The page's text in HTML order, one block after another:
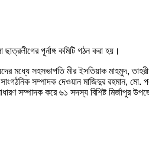
পূর্নাঙ্গ কমিটি গঠন করা হয়।
মধ্যে সহসভাপতি মীর ইসতিয়াক মাহমুদ,
সম্পাদক দেওয়ান মাজিদুর রহমান,
সম্পাদক করে ৬১ সদস্য বিশিষ্ট মির্জাপুর